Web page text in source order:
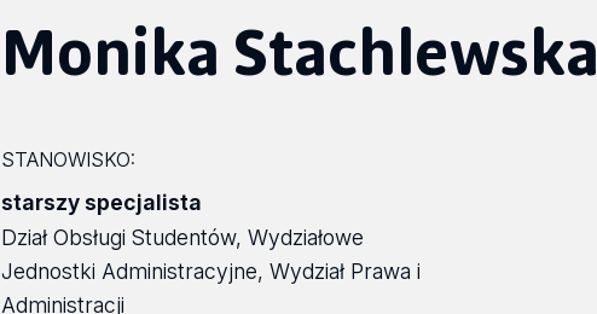
Monika Stachlewska
STANOWISKO:
starszy specjalista
Dział Obsługi Studentów, Wydziałowe
Jednostki Administracyjne, Wydział Prawa i
Administracji